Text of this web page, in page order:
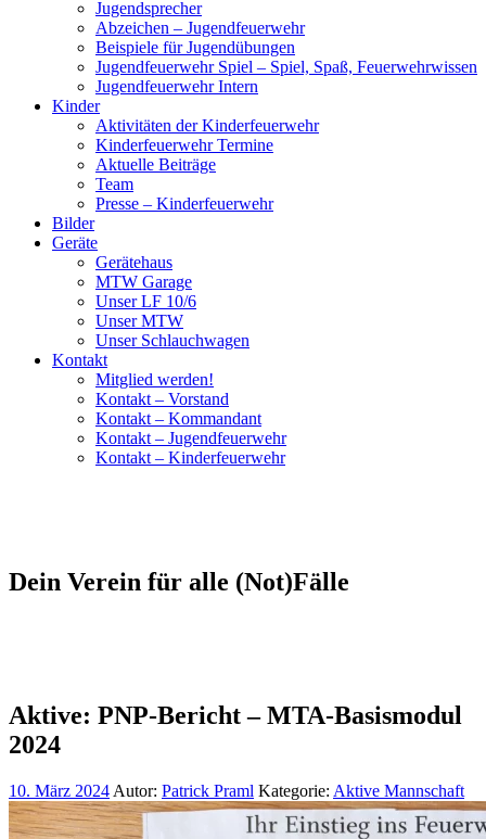
Jugendsprecher
Abzeichen – Jugendfeuerwehr
Beispiele für Jugendübungen
Jugendfeuerwehr Spiel – Spiel, Spaß, Feuerwehrwissen
Jugendfeuerwehr Intern
Kinder
Aktivitäten der Kinderfeuerwehr
Kinderfeuerwehr Termine
Aktuelle Beiträge
Team
Presse – Kinderfeuerwehr
Bilder
Geräte
Gerätehaus
MTW Garage
Unser LF 10/6
Unser MTW
Unser Schlauchwagen
Kontakt
Mitglied werden!
Kontakt – Vorstand
Kontakt – Kommandant
Kontakt – Jugendfeuerwehr
Kontakt – Kinderfeuerwehr
Dein Verein für alle (Not)Fälle
Aktive: PNP-Bericht – MTA-Basismodul
2024
10. März 2024 Autor: Patrick Praml Kategorie: Aktive Mannschaft